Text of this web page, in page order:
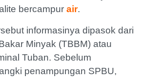
bercampur air.
informasinya dipasok dari
Minyak (TBBM) atau
Tuban. Sebelum
penampungan SPBU,